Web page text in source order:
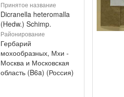
Принятое название
Dicranella heteromalla
(Hedw.) Schimp.
Районирование
Гербарий
мохообразных, Мхи -
Москва и Московская
область (B6a) (Россия)